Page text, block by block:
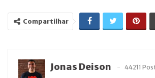
Compartilhar
Jonas Deison
44211